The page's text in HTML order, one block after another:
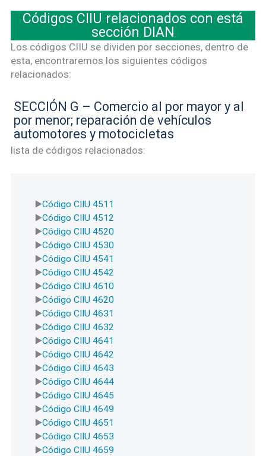
Códigos CIIU relacionados con está
sección DIAN
Los códigos CIIU se dividen por secciones, dentro de
esta, encontraremos los siguientes códigos
relacionados:
SECCIÓN G – Comercio al por mayor y al
por menor; reparación de vehículos
automotores y motocicletas
lista de códigos relacionados:
Código CIIU 4511
Código CIIU 4512
Código CIIU 4520
Código CIIU 4530
Código CIIU 4541
Código CIIU 4542
Código CIIU 4610
Código CIIU 4620
Código CIIU 4631
Código CIIU 4632
Código CIIU 4641
Código CIIU 4642
Código CIIU 4643
Código CIIU 4644
Código CIIU 4645
Código CIIU 4649
Código CIIU 4651
Código CIIU 4653
Código CIIU 4659